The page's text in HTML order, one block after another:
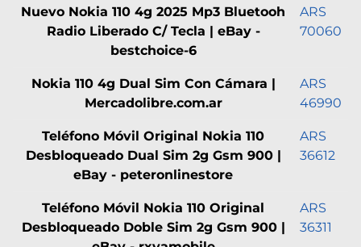
Nuevo Nokia 110 4g 2025 Mp3 Bluetooh
Radio Liberado C/ Tecla | eBay -
bestchoice-6
ARS
70060
Nokia 110 4g Dual Sim Con Cámara |
Mercadolibre.com.ar
ARS
46990
Teléfono Móvil Original Nokia 110
Desbloqueado Dual Sim 2g Gsm 900 |
eBay - peteronlinestore
ARS
36612
Teléfono Móvil Nokia 110 Original
Desbloqueado Doble Sim 2g Gsm 900 |
ARS
36311